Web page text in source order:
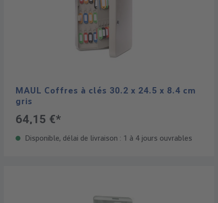
MAUL Coffres à clés 30.2 x 24.5 x 8.4 cm
gris
64,15 €*
Disponible, délai de livraison : 1 à 4 jours ouvrables